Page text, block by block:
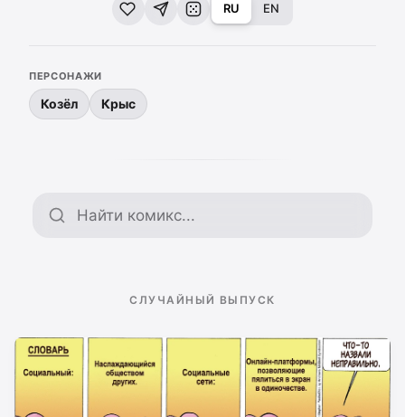
RU EN
ПЕРСОНАЖИ
Козёл Крыс
Поиск по архиву
СЛУЧАЙНЫЙ ВЫПУСК